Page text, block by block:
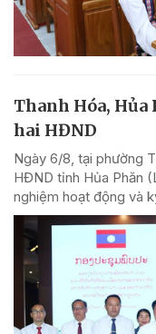
Thanh Hóa,
hai HĐND
Ngày 6/8, tại phường
HĐND tỉnh Hủa Phăn
nghiệm hoạt động và